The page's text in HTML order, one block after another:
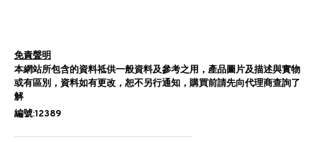
免責聲明
本網站所包含的資料祗供一般資料及參考之用，產品圖片及描述與實物
或有區別，資料如有更改，恕不另行通知，購買前請先向代理商查詢了
解
編號:12389